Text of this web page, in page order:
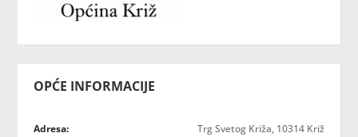
OPĆE INFORMACIJE
Adresa: Trg Svetog Križa, 10314 Križ